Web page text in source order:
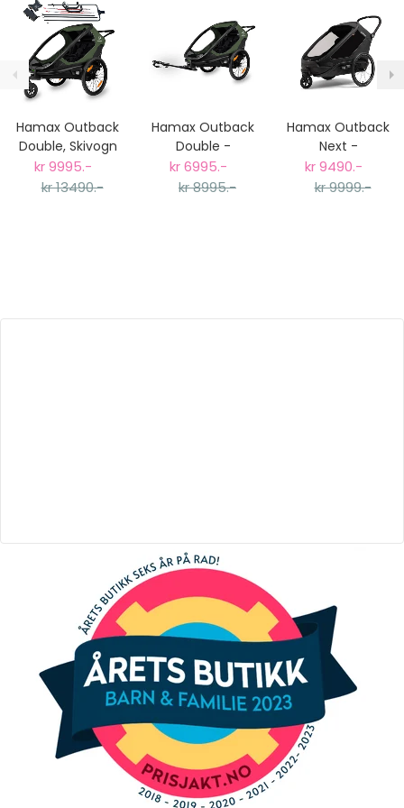
Hamax Outback
Double, Skivogn
og Sykkelvogn,
Grønn (med
kr 9995.-
kr 13490.-
Hamax Outback
Double -
Sykkelvogn Barn,
Grønn/Sort
kr 6995.-
kr 8995.-
Hamax Outback
Next -
Sykkelvogn Barn,
Sort
kr 9490.-
kr 9999.-